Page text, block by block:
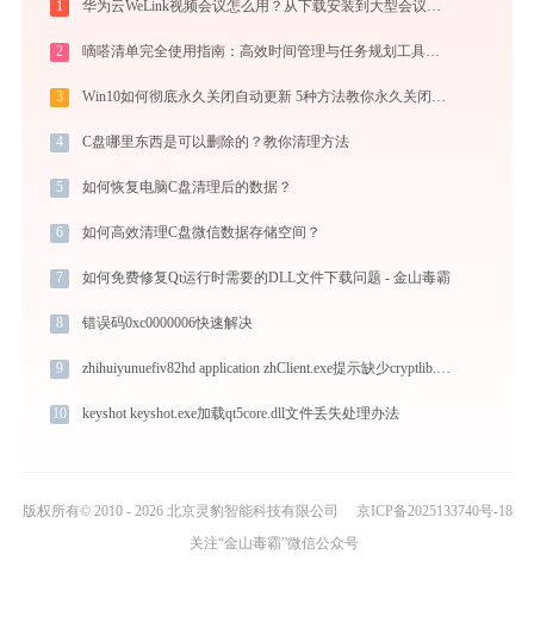
1 华为云WeLink视频会议怎么用？从下载安装到大型会议主持的全流程指南
2 嘀嗒清单完全使用指南：高效时间管理与任务规划工具，让你的每一天井井有条
3 Win10如何彻底永久关闭自动更新 5种方法教你永久关闭win10自动更新
4 C盘哪里东西是可以删除的？教你清理方法
5 如何恢复电脑C盘清理后的数据？
6 如何高效清理C盘微信数据存储空间？
7 如何免费修复Qt运行时需要的DLL文件下载问题 - 金山毒霸
8 错误码0xc0000006快速解决
9 zhihuiyunuefiv82hd application zhClient.exe提示缺少cryptlib.dll文件的解决办法
10 keyshot keyshot.exe加载qt5core.dll文件丢失处理办法
版权所有© 2010 - 2026 北京灵豹智能科技有限公司
京ICP备2025133740号-18
关注“金山毒霸”微信公众号